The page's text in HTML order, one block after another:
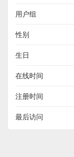
用户组
性别
生日
在线时间
注册时间
最后访问